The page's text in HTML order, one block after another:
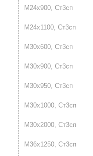
М24х900, Ст3сп
М24х1100, Ст3сп
М30х600, Ст3сп
М30х900, Ст3сп
М30х950, Ст3сп
М30х1000, Ст3сп
М30х2000, Ст3сп
М36х1250, Ст3сп